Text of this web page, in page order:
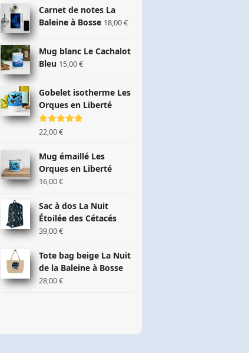
prix :
31,50 €
34,00 €
Carnet de notes La
Baleine à Bosse 18,00€
Mug blanc Le Cachalot
Bleu 15,00€
Gobelet isotherme Les
Orques en Liberté
Note 5.00
sur 5
22,00€
Mug émaillé Les
Orques en Liberté
16,00€
Sac à dos La Nuit
Étoilée des Cétacés
39,00€
Tote bag beige La Nuit
de la Baleine à Bosse
28,00€